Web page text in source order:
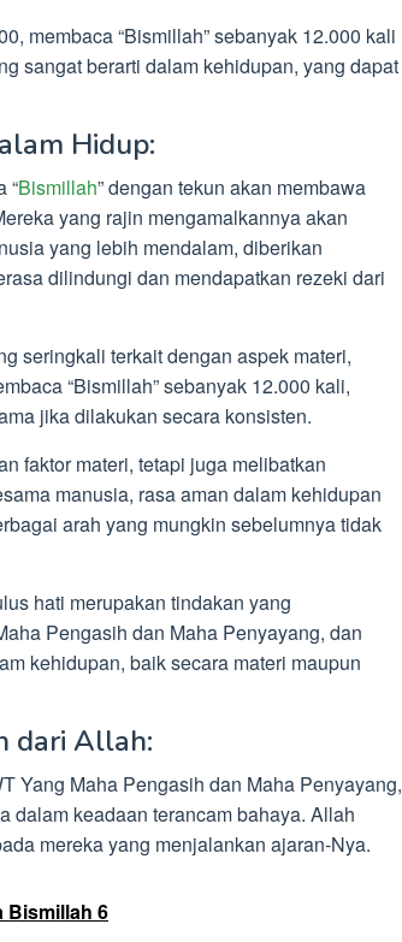
membaca “Bismillah” sebanyak 12.000 kali
sangat berarti dalam kehidupan, yang dapat
Hidup:
“Bismillah” dengan tekun akan membawa
yang rajin mengamalkannya akan
yang lebih mendalam, diberikan
dilindungi dan mendapatkan rezeki dari
seringkali terkait dengan aspek materi,
“Bismillah” sebanyak 12.000 kali,
jika dilakukan secara konsisten.
faktor materi, tetapi juga melibatkan
manusia, rasa aman dalam kehidupan
arah yang mungkin sebelumnya tidak
hati merupakan tindakan yang
Pengasih dan Maha Penyayang, dan
kehidupan, baik secara materi maupun
dari Allah:
Yang Maha Pengasih dan Maha Penyayang,
dalam keadaan terancam bahaya. Allah
mereka yang menjalankan ajaran-Nya.
Bismillah 6